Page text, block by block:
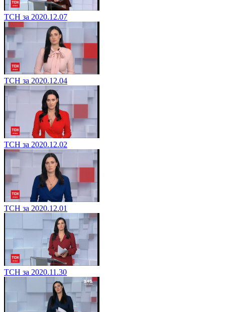
ТСН за 2020.12.07
ТСН за 2020.12.04
ТСН за 2020.12.02
ТСН за 2020.12.01
ТСН за 2020.11.30